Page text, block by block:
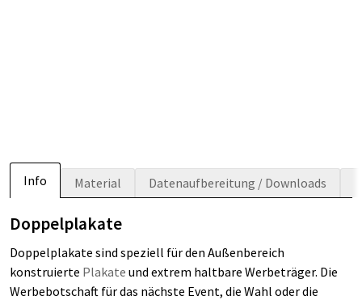
Info Material Datenaufbereitung / Downloads
Doppelplakate
Doppelplakate sind speziell für den Außenbereich
konstruierte Plakate und extrem haltbare Werbeträger. Die
Werbebotschaft für das nächste Event, die Wahl oder die